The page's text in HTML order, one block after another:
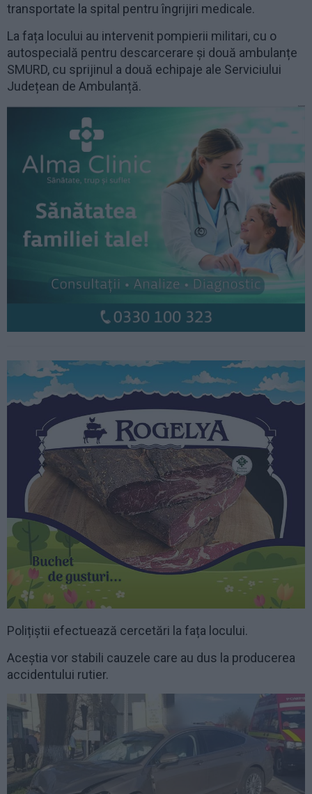
transportate la spital pentru îngrijiri medicale.
La fața locului au intervenit pompierii militari, cu o
autospecială pentru descarcerare și două ambulanțe
SMURD, cu sprijinul a două echipaje ale Serviciului
Județean de Ambulanță.
Polițiștii efectuează cercetări la fața locului.
Aceștia vor stabili cauzele care au dus la producerea
accidentului rutier.